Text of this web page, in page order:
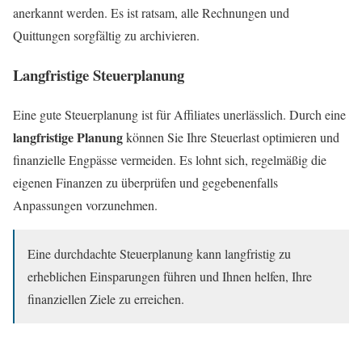
anerkannt werden. Es ist ratsam, alle Rechnungen und
Quittungen sorgfältig zu archivieren.
Langfristige Steuerplanung
Eine gute Steuerplanung ist für Affiliates unerlässlich. Durch eine
langfristige Planungkönnen Sie Ihre Steuerlast optimieren und
finanzielle Engpässe vermeiden. Es lohnt sich, regelmäßig die
eigenen Finanzen zu überprüfen und gegebenenfalls
Anpassungen vorzunehmen.
Eine durchdachte Steuerplanung kann langfristig zu
erheblichen Einsparungen führen und Ihnen helfen, Ihre
finanziellen Ziele zu erreichen.